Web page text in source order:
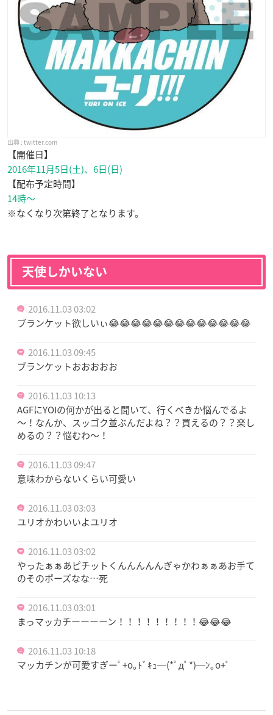
twitter.com
【開催日】
2016年11月5日(土)、6日(日)
【配布予定時間】
14時～
※なくなり次第終了となります。
天使しかいない
2016.11.03 03:02
ブランケット欲しいぃ😂😂😂😂😂😂😂😂😂😂😂😂😂
2016.11.03 09:45
ブランケットおおおおお
2016.11.03 10:13
AGFにYOIの何かが出ると聞いて、行くべきか悩んでるよ
～！なんか、スッゴク並ぶんだよね？？買えるの？？楽し
めるの？？悩むわ～！
2016.11.03 09:47
意味わからないくらい可愛い
2016.11.03 03:03
ユリオかわいいよユリオ
2016.11.03 03:02
やったぁぁあピチットくんんんんんぎゃかわぁぁあお手て
のそのポーズなな…死
2016.11.03 03:01
まっマッカチーーーーン！！！！！！！！！😂😂😂
2016.11.03 10:18
マッカチンが可愛すぎーﾟ+o｡ﾄﾞｷｭ―(*ﾟдﾟ*)―ﾝ｡o+ﾟ